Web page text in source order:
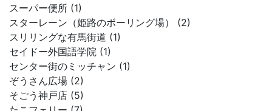
スーパー便所 (1)
スターレーン（姫路のボーリング場） (2)
スリリングな有馬街道 (1)
セイドー外国語学院 (1)
センター街のミッチャン (1)
ぞうさん広場 (2)
そごう神戸店 (5)